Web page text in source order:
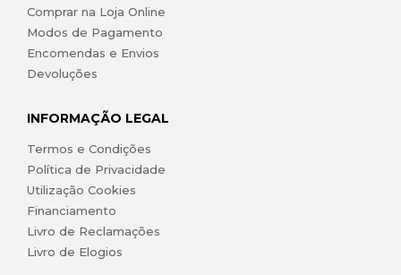
Comprar na Loja Online
Modos de Pagamento
Encomendas e Envios
Devoluções
INFORMAÇÃO LEGAL
Termos e Condições
Política de Privacidade
Utilização Cookies
Financiamento
Livro de Reclamações
Livro de Elogios